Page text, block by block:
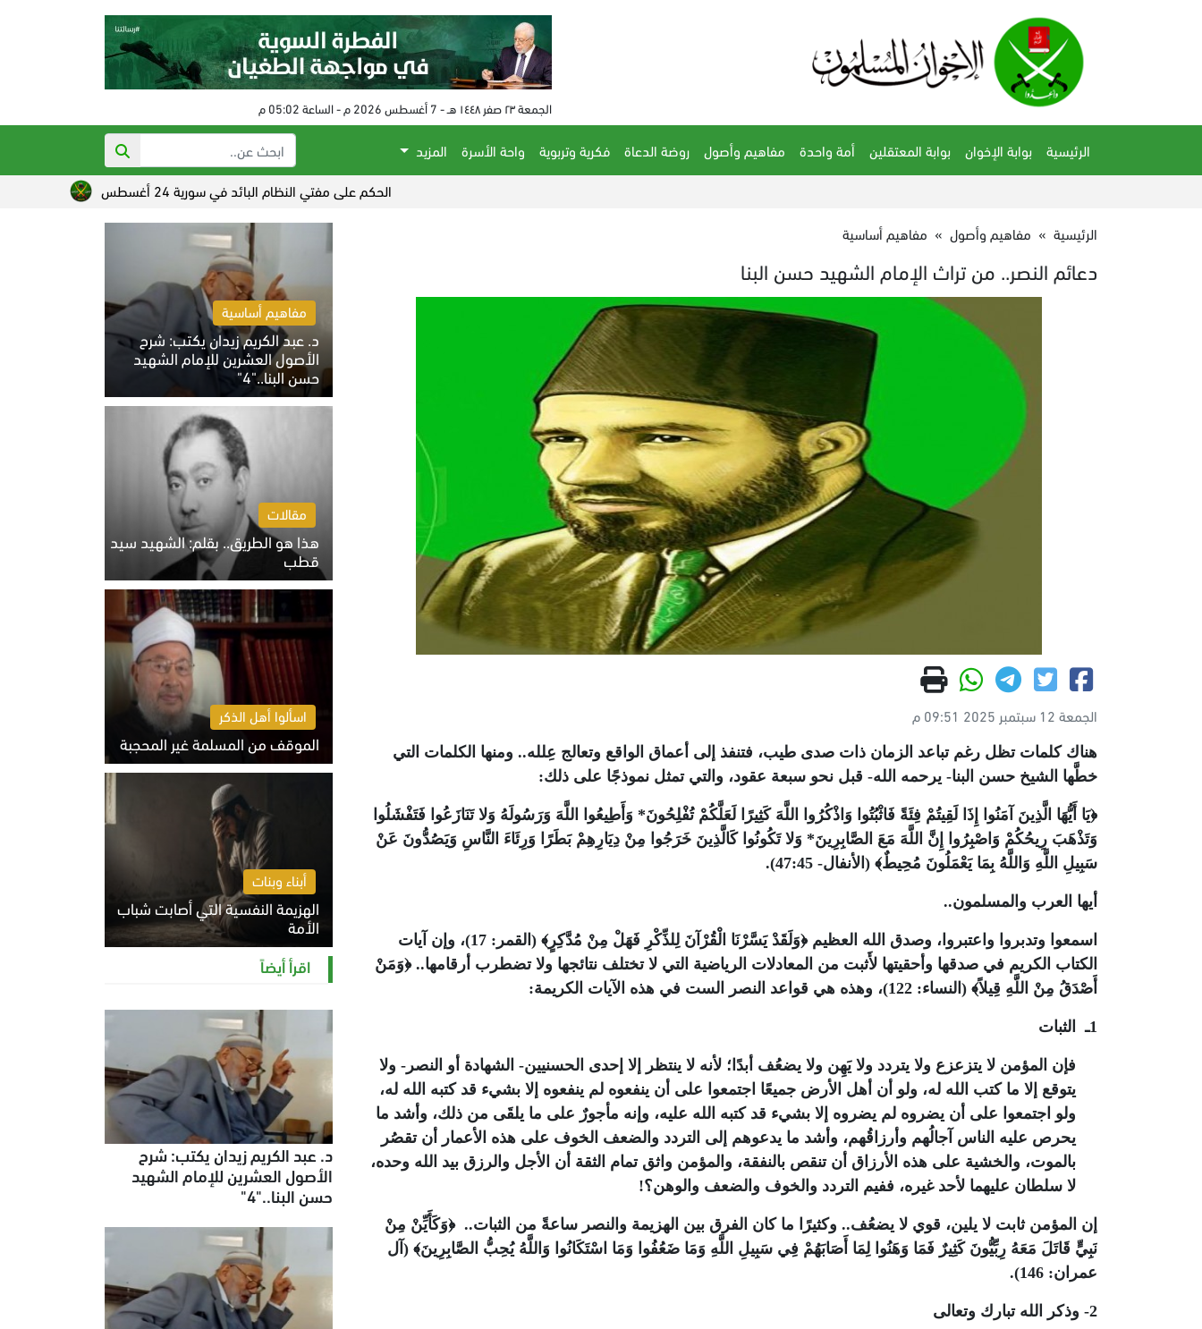
الجمعة ٢٣ صفر ١٤٤٨ هـ - 7 أغسطس 2026 م - الساعة 05:02 م
الرئيسية بوابة الإخوان بوابة المعتقلين أمة واحدة مفاهيم وأصول روضة الدعاة فكرية وتربوية واحة الأسرة
المزيد
الحكم على مفتي النظام البائد في سورية 24 أغسطس
تصاعد القلق الصهيوني
الرئيسية » مفاهيم وأصول » مفاهيم أساسية
دعائم النصر.. من تراث الإمام الشهيد حسن البنا
الجمعة 12 سبتمبر 2025 09:51 م
هناك كلمات تظل رغم تباعد الزمان ذات صدى طيب، فتنفذ إلى أعماق الواقع وتعالج عِلله.. ومنها الكلمات التي
خطَّها الشيخ حسن البنا- يرحمه الله- قبل نحو سبعة عقود، والتي تمثل نموذجًا على ذلك:
﴿يَا أَيُّهَا الَّذِينَ آمَنُوا إِذَا لَقِيتُمْ فِئَةً فَاثْبُتُوا وَاذْكُرُوا اللَّهَ كَثِيرًا لَعَلَّكُمْ تُفْلِحُونَ* وَأَطِيعُوا اللَّهَ وَرَسُولَهُ وَلا تَنَازَعُوا فَتَفْشَلُوا
وَتَذْهَبَ رِيحُكُمْ وَاصْبِرُوا إِنَّ اللَّهَ مَعَ الصَّابِرِينَ* وَلا تَكُونُوا كَالَّذِينَ خَرَجُوا مِنْ دِيَارِهِمْ بَطَرًا وَرِئَاءَ النَّاسِ وَيَصُدُّونَ عَنْ
سَبِيلِ اللَّهِ وَاللَّهُ بِمَا يَعْمَلُونَ مُحِيطٌ﴾ (الأنفال- 47:45).
أيها العرب والمسلمون..
اسمعوا وتدبروا واعتبروا، وصدق الله العظيم ﴿وَلَقَدْ يَسَّرْنَا الْقُرْآنَ لِلذِّكْرِ فَهَلْ مِنْ مُدَّكِرٍ﴾ (القمر: 17)، وإن آيات
الكتاب الكريم في صدقها وأحقيتها لأَثبت من المعادلات الرياضية التي لا تختلف نتائجها ولا تضطرب أرقامها.. ﴿وَمَنْ
أَصْدَقُ مِنْ اللَّهِ قِيلاً﴾ (النساء: 122)، وهذه هي قواعد النصر الست في هذه الآيات الكريمة:
1ـ الثبات
فإن المؤمن لا يتزعزع ولا يتردد ولا يَهِن ولا يضعُف أبدًا؛ لأنه لا ينتظر إلا إحدى الحسنيين- الشهادة أو النصر- ولا
يتوقع إلا ما كتب الله له، ولو أن أهل الأرض جميعًا اجتمعوا على أن ينفعوه لم ينفعوه إلا بشيء قد كتبه الله له،
ولو اجتمعوا على أن يضروه لم يضروه إلا بشيء قد كتبه الله عليه، وإنه مأجورٌ على ما يلقَى من ذلك، وأشد ما
يحرص عليه الناس آجالُهم وأرزاقُهم، وأشد ما يدعوهم إلى التردد والضعف الخوف على هذه الأعمار أن تقصُر
بالموت، والخشية على هذه الأرزاق أن تنقص بالنفقة، والمؤمن واثق تمام الثقة أن الأجل والرزق بيد الله وحده،
لا سلطان عليهما لأحد غيره، ففيم التردد والخوف والضعف والوهن؟!
إن المؤمن ثابت لا يلين، قوي لا يضعُف.. وكثيرًا ما كان الفرق بين الهزيمة والنصر ساعةً من الثبات.. ﴿وَكَأَيِّنْ مِنْ
نَبِيٍّ قَاتَلَ مَعَهُ رِبِّيُّونَ كَثِيرٌ فَمَا وَهَنُوا لِمَا أَصَابَهُمْ فِي سَبِيلِ اللَّهِ وَمَا ضَعُفُوا وَمَا اسْتَكَانُوا وَاللَّهُ يُحِبُّ الصَّابِرِينَ﴾ (آل
عمران: 146).
2- وذكر الله تبارك وتعالى
مفاهيم أساسية
د. عبد الكريم زيدان يكتب: شرح
الأصول العشرين للإمام الشهيد
حسن البنا.."4"
الخميس 6 أغسطس 2026 10:27 ص
مقالات
هذا هو الطريق.. بقلم: الشهيد سيد
قطب
الخميس 6 أغسطس 2026 10:52 ص
اسألوا أهل الذكر
الموقف من المسلمة غير المحجبة
الخميس 6 أغسطس 2026 10:45 ص
أبناء وبنات
الهزيمة النفسية التي أصابت شباب
الأمة
الخميس 6 أغسطس 2026 11:12 ص
اقرأ أيضاً
د. عبد الكريم زيدان يكتب: شرح
الأصول العشرين للإمام الشهيد
حسن البنا.."4"